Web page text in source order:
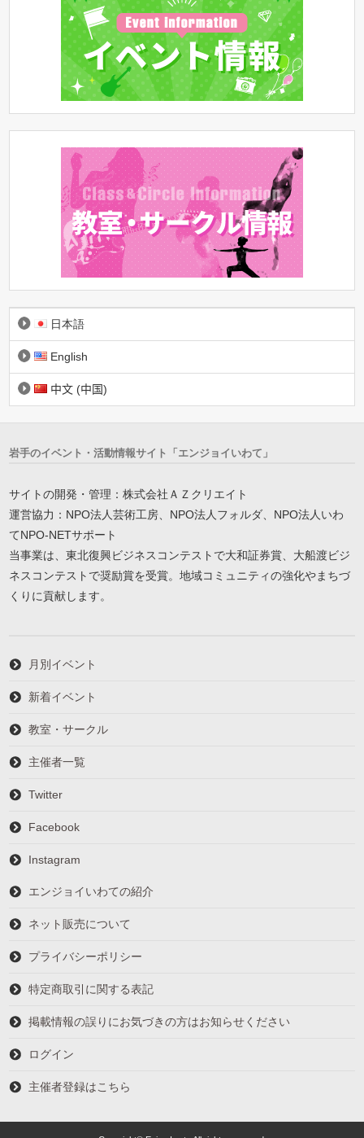
日本語
English
中文 (中国)
岩手のイベント・活動情報サイト「エンジョイいわて」
サイトの開発・管理：株式会社ＡＺクリエイト
運営協力：NPO法人芸術工房、NPO法人フォルダ、NPO法人いわ
てNPO-NETサポート
当事業は、東北復興ビジネスコンテストで大和証券賞、大船渡ビジ
ネスコンテストで奨励賞を受賞。地域コミュニティの強化やまちづ
くりに貢献します。
月別イベント
新着イベント
教室・サークル
主催者一覧
Twitter
Facebook
Instagram
エンジョイいわての紹介
ネット販売について
プライバシーポリシー
特定商取引に関する表記
掲載情報の誤りにお気づきの方はお知らせください
ログイン
主催者登録はこちら